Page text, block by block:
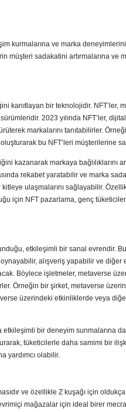
kurmalarına ve marka
sadakatini artırmalarına ve
kanıtlayan bir teknolojidir. NFT’ler,
2023 yılında NFT’ler,
markalarını tanıtabilirler.
oluşturarak bu NFT’leri müşterilerine
kazanarak markaya bağlılıklarını
rekabet yaratabilir ve marka
ulaşmalarını sağlayabilir.
için NFT pazarlama, genç
etkileşimli bir sanal evrendir.
alışveriş yapabilir ve diğer
Böylece işletmeler, metaverse
Örneğin bir şirket, metaverse
üzerindeki etkinliklerde veya
etkileşimli bir deneyim sunmalarına
tüketicilerle daha samimi bir
yardımcı olabilir.
ve özellikle Z kuşağı için
mağazalar için ideal birer